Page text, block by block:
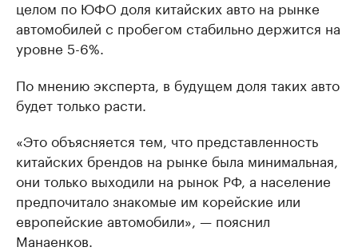
целом по ЮФО доля китайских авто на рынке
автомобилей с пробегом стабильно держится на
уровне 5-6%.
По мнению эксперта, в будущем доля таких авто
будет только расти.
«Это объясняется тем, что представленность
китайских брендов на рынке была минимальная,
они только выходили на рынок РФ, а население
предпочитало знакомые им корейские или
европейские автомобили», — пояснил
Манаенков.